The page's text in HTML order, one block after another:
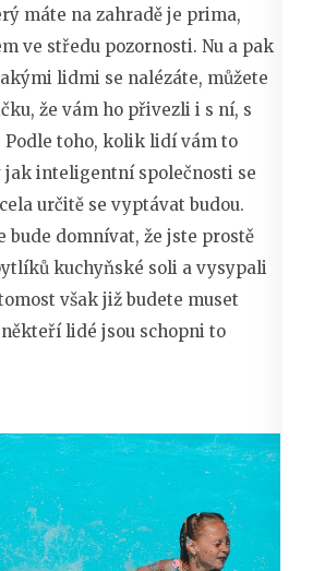
máte na zahradě je prima,
ve středu pozornosti. Nu a pak
lidmi se nalézáte, můžete
že vám ho přivezli i s ní, s
Podle toho, kolik lidí vám to
jak inteligentní společnosti se
určitě se vyptávat budou.
bude domnívat, že jste prostě
kuchyňské soli a vysypali
však již budete muset
lidé jsou schopni to